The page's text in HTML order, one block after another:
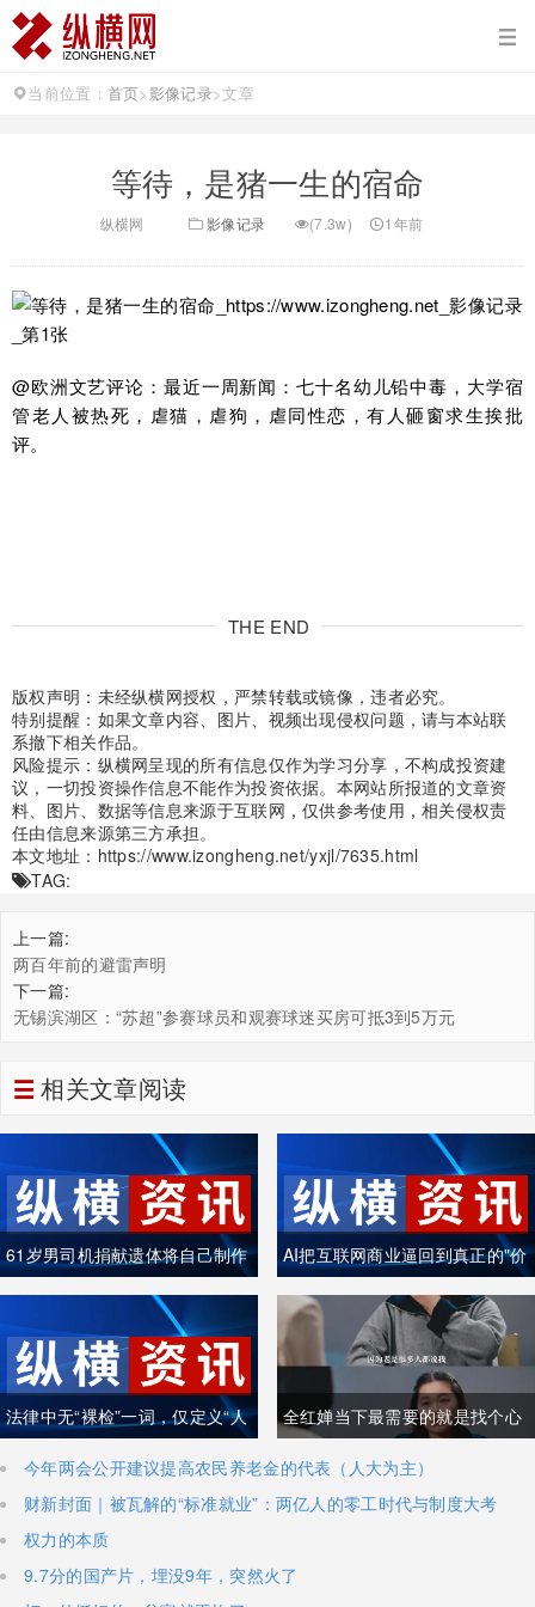
当前位置： 首页>影像记录>文章
等待，是猪一生的宿命
纵横网 影像记录 (7.3w) 1年前
@欧洲文艺评论： 最近一周新闻：七十名幼儿铅中毒，大学宿
管老人被热死，虐猫，虐狗，虐同性恋，有人砸窗求生挨批
评。
THE END
版权声明：未经纵横网授权，严禁转载或镜像，违者必究。
特别提醒：如果文章内容、图片、视频出现侵权问题，请与本站联
系撤下相关作品。
风险提示：纵横网呈现的所有信息仅作为学习分享，不构成投资建
议，一切投资操作信息不能作为投资依据。本网站所报道的文章资
料、图片、数据等信息来源于互联网，仅供参考使用，相关侵权责
任由信息来源第三方承担。
本文地址： https://www.izongheng.net/yxjl/7635.html
TAG:
上一篇:
两百年前的避雷声明
下一篇:
无锡滨湖区：“苏超”参赛球员和观赛球迷买房可抵3到5万元
相关文章阅读
61岁男司机捐献遗体将自己制作
成木乃伊
AI把互联网商业逼回到真正的"价
值创造"
法律中无“裸检”一词，仅定义“人
身检查”
全红婵当下最需要的就是找个心
理医生
今年两会公开建议提高农民养老金的代表（人大为主）
财新封面｜被瓦解的“标准就业”：两亿人的零工时代与制度大考
权力的本质
9.7分的国产片，埋没9年，突然火了